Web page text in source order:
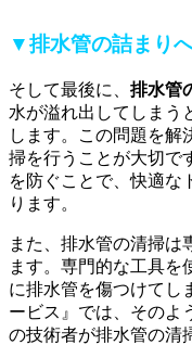
▼排水管の詰まり
そして最後に、 排水管
水が溢れ出してしまう
します。この問題を解
掃を行うことが大切で
を防ぐことで、快適な
ります。
また、排水管の清掃は
ます。専門的な工具を
に排水管を傷つけてし
ービス』では、そのよ
の技術者が排水管の清